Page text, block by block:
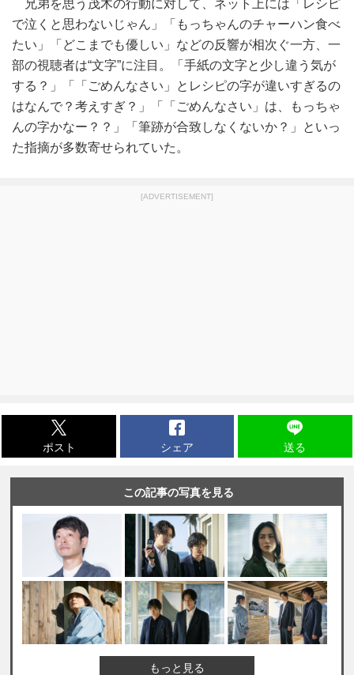
兄弟を思う茂木の行動に対して、ネット上には「レシピ
で泣くと思わないじゃん」「もっちゃんのチャーハン食べ
たい」「どこまでも優しい」などの反響が相次ぐ一方、一
部の視聴者は“文字”に注目。「手紙の文字と少し違う気が
する？」「「ごめんなさい」とレシピの字が違いすぎるの
はなんで？考えすぎ？」「「ごめんなさい」は、もっちゃ
んの字かなー？？」「筆跡が合致しなくないか？」といっ
た指摘が多数寄せられていた。
[ADVERTISEMENT]
ポスト シェア 送る
この記事の写真を見る
もっと見る